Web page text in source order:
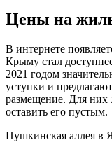
Цены на
В интернете
Крыму стал
2021 годом
уступки и
размещение. Для них
оставить его пустым.
Пушкинская аллея в